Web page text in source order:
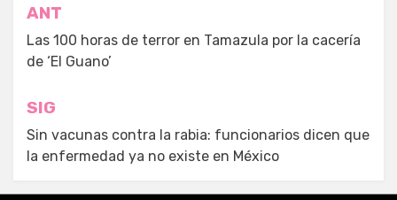
Navegación
de
entradas
ANT
Las 100 horas de terror en Tamazula por la cacería
de ‘El Guano’
SIG
Sin vacunas contra la rabia: funcionarios dicen que
la enfermedad ya no existe en México